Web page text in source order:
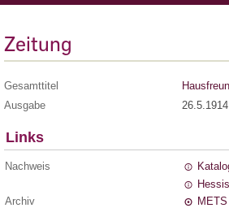
Zeitung
Gesamttitel
Ausgabe
26.5.1914
Links
Nachweis
Archiv